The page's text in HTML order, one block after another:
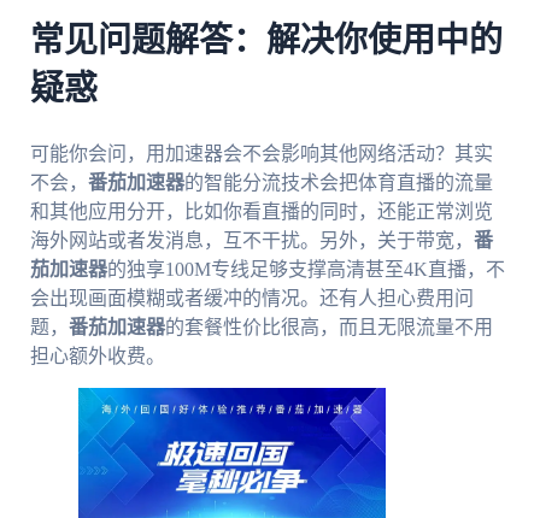
常见问题解答：解决你使用中的
疑惑
可能你会问，用加速器会不会影响其他网络活动？其实
不会， 番茄加速器的智能分流技术会把体育直播的流量
和其他应用分开，比如你看直播的同时，还能正常浏览
海外网站或者发消息，互不干扰。另外，关于带宽， 番
茄加速器的独享100M专线足够支撑高清甚至4K直播，不
会出现画面模糊或者缓冲的情况。还有人担心费用问
题， 番茄加速器的套餐性价比很高，而且无限流量不用
担心额外收费。